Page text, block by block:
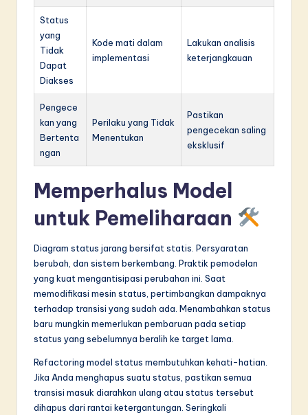
Status
yang
Tidak
Dapat
Diakses
Kode mati dalam
implementasi
Lakukan analisis
keterjangkauan
Pengece
kan yang
Bertenta
ngan
Perilaku yang Tidak
Menentukan
Pastikan
pengecekan saling
eksklusif
Memperhalus Model
untuk Pemeliharaan
Diagram status jarang bersifat statis. Persyaratan
berubah, dan sistem berkembang. Praktik pemodelan
yang kuat mengantisipasi perubahan ini. Saat
memodifikasi mesin status, pertimbangkan dampaknya
terhadap transisi yang sudah ada. Menambahkan status
baru mungkin memerlukan pembaruan pada setiap
status yang sebelumnya beralih ke target lama.
Refactoring model status membutuhkan kehati-hatian.
Jika Anda menghapus suatu status, pastikan semua
transisi masuk diarahkan ulang atau status tersebut
dihapus dari rantai ketergantungan. Seringkali